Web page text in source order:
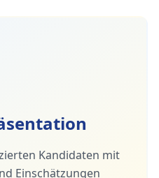
Kandidaten mit
Einschätzungen